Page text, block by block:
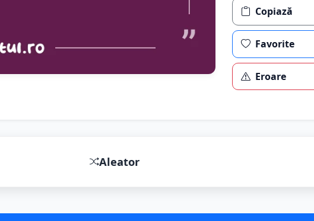
Copiază
Favorite
Eroare
Aleator